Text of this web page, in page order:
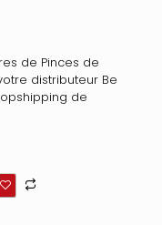
de Pinces de
distributeur Be
de